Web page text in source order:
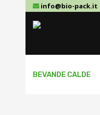
info@bio-pack.it
BEVANDE CALDE